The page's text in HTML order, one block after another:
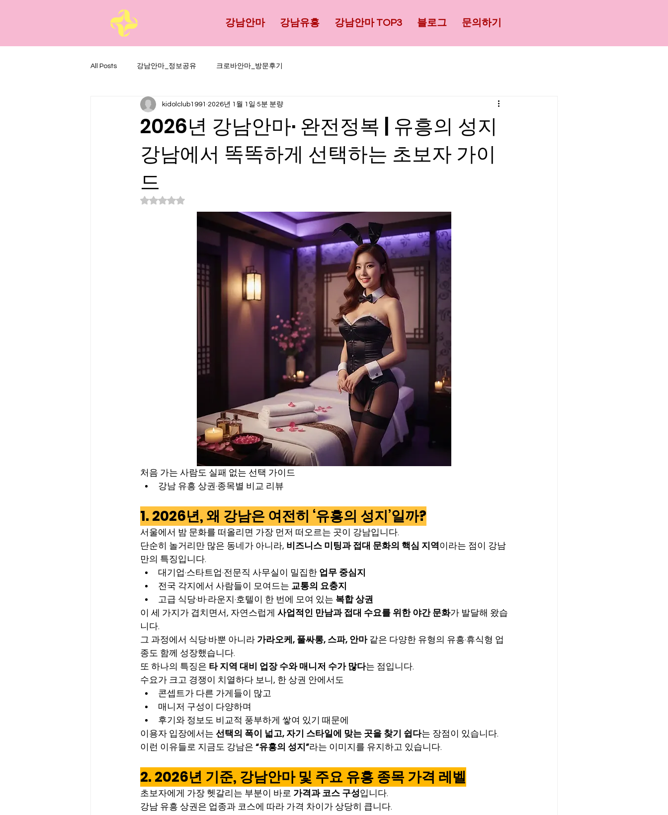
강남안마 강남유흥 강남안마 TOP3 블로그 문의하기
All Posts 강남안마_정보공유 크로바안마_방문후기
2026년 강남안마· 완전정복 | 유흥의 성지
강남에서 똑똑하게 선택하는 초보자 가이
드
kidolclub1991 2026년 1월 1일 5분 분량
별점 5점 중 NaN점을 주었습니다.
처음 가는 사람도 실패 없는 선택 가이드
강남 유흥 상권·종목별 비교 리뷰
1. 2026년, 왜 강남은 여전히 ‘유흥의 성지’일까?
서울에서 밤 문화를 떠올리면 가장 먼저 떠오르는 곳이 강남입니다.
단순히 놀거리만 많은 동네가 아니라, 비즈니스 미팅과 접대 문화의 핵심 지역이라는 점이 강남
만의 특징입니다.
대기업·스타트업·전문직 사무실이 밀집한 업무 중심지
전국 각지에서 사람들이 모여드는 교통의 요충지
고급 식당·바·라운지·호텔이 한 번에 모여 있는 복합 상권
이 세 가지가 겹치면서, 자연스럽게 사업적인 만남과 접대 수요를 위한 야간 문화가 발달해 왔습
니다.
그 과정에서 식당·바뿐 아니라 가라오케, 풀싸롱, 스파, 안마 같은 다양한 유형의 유흥·휴식형 업
종도 함께 성장했습니다.
또 하나의 특징은 타 지역 대비 업장 수와 매니저 수가 많다는 점입니다.
수요가 크고 경쟁이 치열하다 보니, 한 상권 안에서도
콘셉트가 다른 가게들이 많고
매니저 구성이 다양하며
후기와 정보도 비교적 풍부하게 쌓여 있기 때문에
이용자 입장에서는 선택의 폭이 넓고, 자기 스타일에 맞는 곳을 찾기 쉽다는 장점이 있습니다.
이런 이유들로 지금도 강남은 “유흥의 성지”라는 이미지를 유지하고 있습니다.
2. 2026년 기준, 강남안마 및 주요 유흥 종목 가격 레벨
초보자에게 가장 헷갈리는 부분이 바로 가격과 코스 구성입니다.
강남 유흥 상권은 업종과 코스에 따라 가격 차이가 상당히 큽니다.